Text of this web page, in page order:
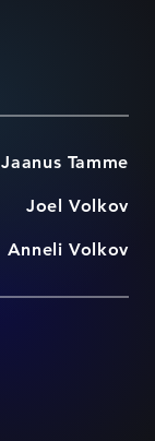
Jaanus Tamme
Joel Volkov
Anneli Volkov